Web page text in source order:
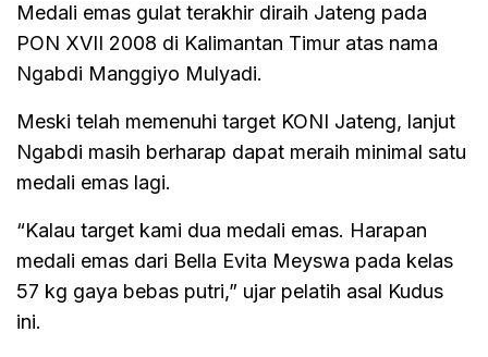
Medali emas gulat terakhir diraih Jateng pada
PON XVII 2008 di Kalimantan Timur atas nama
Ngabdi Manggiyo Mulyadi.
Meski telah memenuhi target KONI Jateng, lanjut
Ngabdi masih berharap dapat meraih minimal satu
medali emas lagi.
“Kalau target kami dua medali emas. Harapan
medali emas dari Bella Evita Meyswa pada kelas
57 kg gaya bebas putri,” ujar pelatih asal Kudus
ini.